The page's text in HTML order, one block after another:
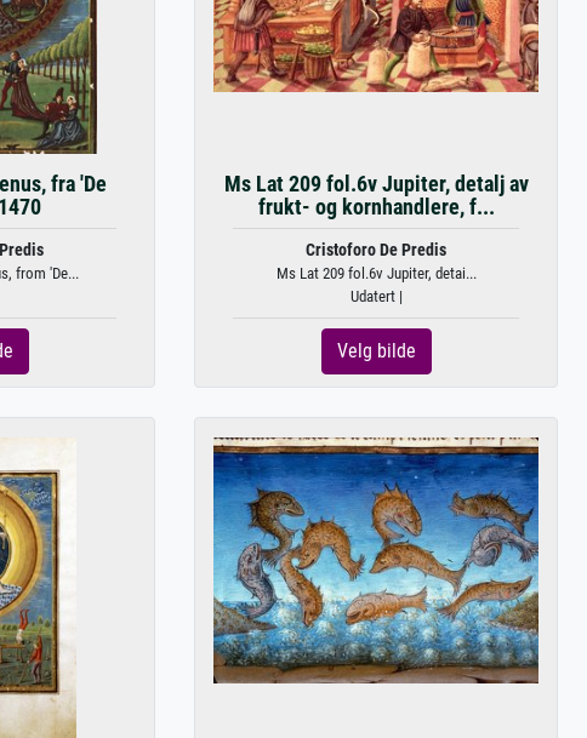
fra 'De
from 'De...
Ms Lat 209 fol.6v Jupiter, detalj av
frukt- og kornhandlere, f...
Cristoforo De Predis
Ms Lat 209 fol.6v Jupiter, detai...
Udatert |
Velg bilde